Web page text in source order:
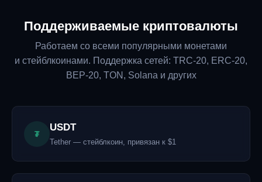
Поддерживаемые криптовалюты
Работаем со всеми популярными монетами
и стейблкоинами. Поддержка сетей: TRC-20, ERC-20,
BEP-20, TON, Solana и других
₮
USDT
Tether — стейблкоин, привязан к $1